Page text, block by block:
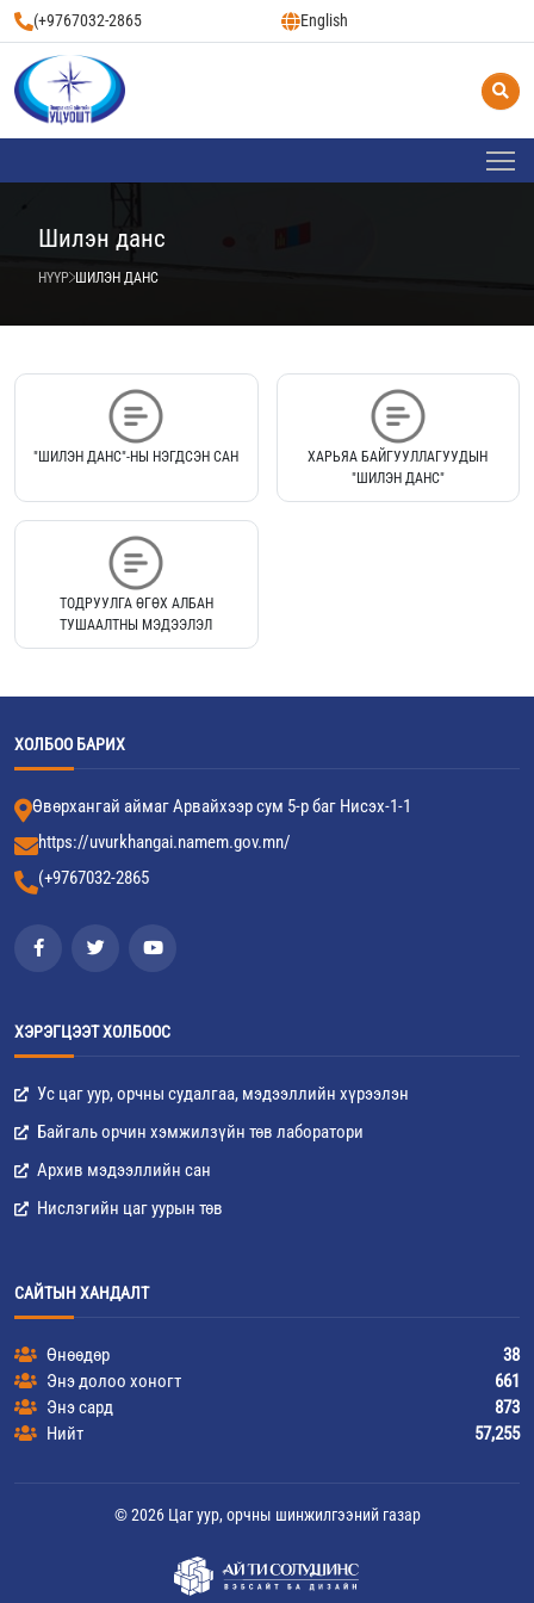
(+9767032-2865 English
Шилэн данс
НҮҮР ШИЛЭН ДАНС
"ШИЛЭН ДАНС"-НЫ НЭГДСЭН САН
ХАРЬЯА БАЙГУУЛЛАГУУДЫН
"ШИЛЭН ДАНС"
ТОДРУУЛГА ӨГӨХ АЛБАН
ТУШААЛТНЫ МЭДЭЭЛЭЛ
ХОЛБОО БАРИХ
Өвөрхангай аймаг Арвайхээр сум 5-р баг Нисэх-1-1
https://uvurkhangai.namem.gov.mn/
(+9767032-2865
ХЭРЭГЦЭЭТ ХОЛБООС
Ус цаг уур, орчны судалгаа, мэдээллийн хүрээлэн
Байгаль орчин хэмжилзүйн төв лаборатори
Архив мэдээллийн сан
Нислэгийн цаг уурын төв
САЙТЫН ХАНДАЛТ
Өнөөдөр
38
Энэ долоо хоногт
661
Энэ сард
873
Нийт
57,255
© 2026 Цаг уур, орчны шинжилгээний газар